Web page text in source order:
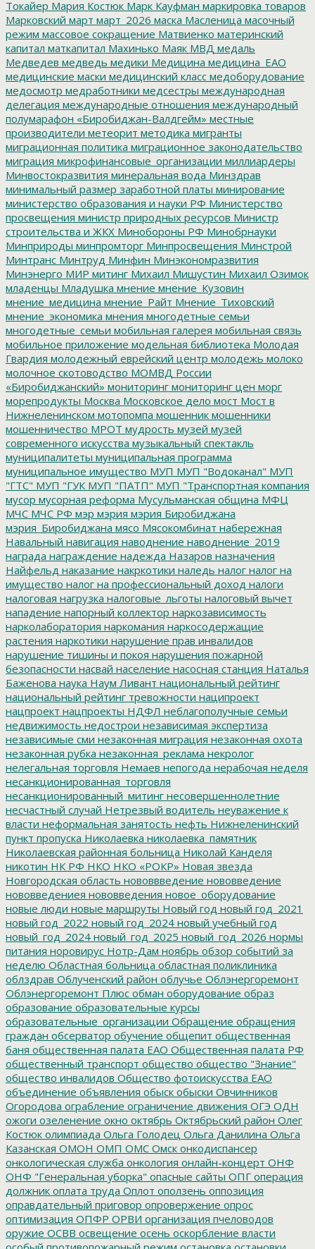
Токайер Мария Костюк Марк Кауфман маркировка товаров
Марковский март март_2026 маска Масленица масочный
режим массовое сокращение Матвиенко материнский
капитал маткапитал Махинько Маяк МВД медаль
Медведев медведь медики Медицина медицина_ЕАО
медицинские маски медицинский класс медоборудование
медосмотр медработники медсестры международная
делегация международные отношения международный
полумарафон «Биробиджан-Валдгейм» местные
производители метеорит методика мигранты
миграционная политика миграционное законодательство
миграция микрофинансовые_организации миллиардеры
Минвостокразвития минеральная вода Минздрав
минимальный размер заработной платы минирование
министерство образования и науки РФ Министерство
просвещения министр природных ресурсов Министр
строительства и ЖКХ Минобороны РФ Минобрнауки
Минприроды минпромторг Минпросвещения Минстрой
Минтранс Минтруд Минфин Минэкономразвития
Минэнерго МИР митинг Михаил Мишустин Михаил Озимок
младенцы Младушка мнение мнение_Кузовин
мнение_медицина мнение_Райт Мнение_Тиховский
мнение_экономика мнения многодетные семьи
многодетные_семьи мобильная галерея мобильная связь
мобильное приложение модельная библиотека Молодая
Гвардия молодежный еврейский центр молодежь молоко
молочное скотоводство МОМВД России
«Биробиджанский» мониторинг мониторинг цен морг
морепродукты Москва Московское дело мост Мост в
Нижнеленинском мотопомпа мошенник мошенники
мошенничество МРОТ мудрость музей музей
современного искусства музыкальный спектакль
муниципалитеты муниципальная программа
муниципальное имущество МУП МУП "Водоканал" МУП
"ГТС" МУП "ГУК МУП "ПАТП" МУП "Транспортная компания
мусор мусорная реформа Мусульманская община МФЦ
МЧС МЧС РФ мэр мэрия мэрия Биробиджана
мэрия_Биробиджана мясо Мясокомбинат набережная
Навальный навигация наводнение наводнение_2019
награда награждение надежда Назаров назначения
Найфельд наказание накркотики наледь налог налог на
имущество налог на профессиональный доход налоги
налоговая нагрузка налоговые_льготы налоговый вычет
нападение напорный коллектор наркозависимость
нарколаборатория наркомания наркосодержащие
растения наркотики нарушение прав инвалидов
нарушение тишины и покоя нарушения пожарной
безопасности насвай население насосная станция Наталья
Баженова наука Наум Ливант национальный рейтинг
национальный рейтинг тревожности наципроект
нацпроект нацпроекты НДФЛ неблагополучные семьи
недвижимость недострои независимая экспертиза
независимые сми незаконная миграция незаконная охота
незаконная рубка незаконная_реклама некролог
нелегальная торговля Немаев непогода нерабочая неделя
несанкционированная_торговля
несанкционированный_митинг несовершеннолетние
несчастный случай Нетрезвый водитель неуважение к
власти неформальная занятость нефть Нижнеленинский
пункт пропуска Николаевка николаевка_памятник
Николаевская районная больница Николай Канделя
никотин НК РФ НКО НКО «РОКР» Новая звезда
Новгородская область нововвведение нововведение
нововведениея нововведения новое_оборудование
новые люди новые маршруты Новый год новый год_2021
новый год_2022 новый год_2024 новый учебный год
новый_год_2024 новый_год_2025 новый_год_2026 нормы
питания норовирус Нотр-Дам ноябрь обзор событий за
неделю Областная больница областная поликлиника
облздрав Облученский район облучье Облэнергоремонт
Облэнергоремонт Плюс обман оборудование образ
образование образовательные курсы
образовательные_организации Обращение обращения
граждан обсерватор обучение общепит общественная
баня общественная палата ЕАО Общественная палата РФ
общественный транспорт общество общество "Знание"
общество инвалидов Общество фотоискусства ЕАО
объединение объявления обыск обыски Овчинников
Огородова ограбление ограничение движения ОГЭ ОДН
ожоги озеленение окно октябрь Октябрьский район Олег
Костюк олимпиада Ольга Голодец Ольга Данилина Ольга
Казанская ОМОН ОМП ОМС Омск онкодиспансер
онкологическая служба онкология онлайн-концерт ОНФ
ОНФ "Генеральная уборка" опасные сайты ОПГ операция
должник оплата труда Оплот оползень оппозиция
оправдательный приговор опровержение опрос
оптимизация ОПФР ОРВИ организация пчеловодов
оружие ОСВВ освещение осень оскорбление власти